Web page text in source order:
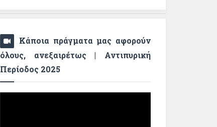
Κάποια πράγματα μας αφορούν
όλους, ανεξαιρέτως | Αντιπυρική
Περίοδος 2025